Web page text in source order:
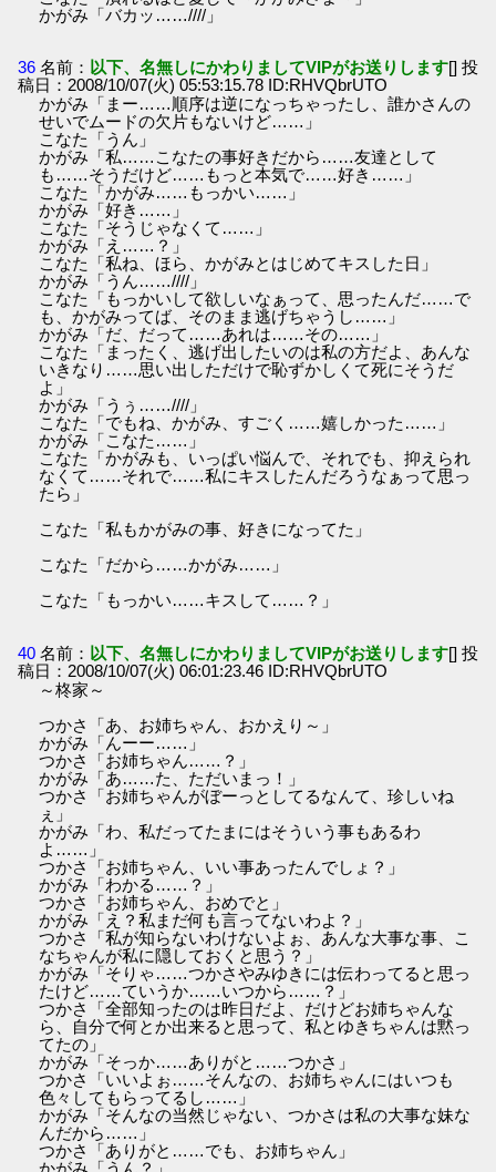
かがみ「バカッ……////」
36 名前： 以下、名無しにかわりましてVIPがお送りします[] 投
稿日：2008/10/07(火) 05:53:15.78 ID:RHVQbrUTO
かがみ「まー……順序は逆になっちゃったし、誰かさんの
せいでムードの欠片もないけど……」
こなた「うん」
かがみ「私……こなたの事好きだから……友達として
も……そうだけど……もっと本気で……好き……」
こなた「かがみ……もっかい……」
かがみ「好き……」
こなた「そうじゃなくて……」
かがみ「え……？」
こなた「私ね、ほら、かがみとはじめてキスした日」
かがみ「うん……////」
こなた「もっかいして欲しいなぁって、思ったんだ……で
も、かがみってば、そのまま逃げちゃうし……」
かがみ「だ、だって……あれは……その……」
こなた「まったく、逃げ出したいのは私の方だよ、あんな
いきなり……思い出しただけで恥ずかしくて死にそうだ
よ」
かがみ「うぅ……////」
こなた「でもね、かがみ、すごく……嬉しかった……」
かがみ「こなた……」
こなた「かがみも、いっぱい悩んで、それでも、抑えられ
なくて……それで……私にキスしたんだろうなぁって思っ
たら」
こなた「私もかがみの事、好きになってた」
こなた「だから……かがみ……」
こなた「もっかい……キスして……？」
40 名前： 以下、名無しにかわりましてVIPがお送りします[] 投
稿日：2008/10/07(火) 06:01:23.46 ID:RHVQbrUTO
～柊家～
つかさ「あ、お姉ちゃん、おかえり～」
かがみ「んーー……」
つかさ「お姉ちゃん……？」
かがみ「あ……た、ただいまっ！」
つかさ「お姉ちゃんがぼーっとしてるなんて、珍しいね
ぇ」
かがみ「わ、私だってたまにはそういう事もあるわ
よ……」
つかさ「お姉ちゃん、いい事あったんでしょ？」
かがみ「わかる……？」
つかさ「お姉ちゃん、おめでと」
かがみ「え？私まだ何も言ってないわよ？」
つかさ「私が知らないわけないよぉ、あんな大事な事、こ
なちゃんが私に隠しておくと思う？」
かがみ「そりゃ……つかさやみゆきには伝わってると思っ
たけど……ていうか……いつから……？」
つかさ「全部知ったのは昨日だよ、だけどお姉ちゃんな
ら、自分で何とか出来ると思って、私とゆきちゃんは黙っ
てたの」
かがみ「そっか……ありがと……つかさ」
つかさ「いいよぉ……そんなの、お姉ちゃんにはいつも
色々してもらってるし……」
かがみ「そんなの当然じゃない、つかさは私の大事な妹な
んだから……」
つかさ「ありがと……でも、お姉ちゃん」
かがみ「うん？」